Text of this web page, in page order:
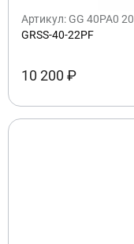
Артикул: GG 40PA0 20
GRSS-40-22PF
10 200 ₽